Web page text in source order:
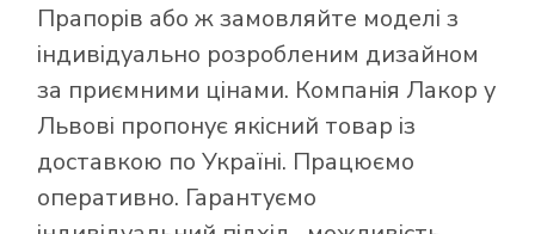
Прапорів або ж замовляйте моделі з
індивідуально розробленим дизайном
за приємними цінами. Компанія Лакор у
Львові пропонує якісний товар із
доставкою по Україні. Працюємо
оперативно. Гарантуємо